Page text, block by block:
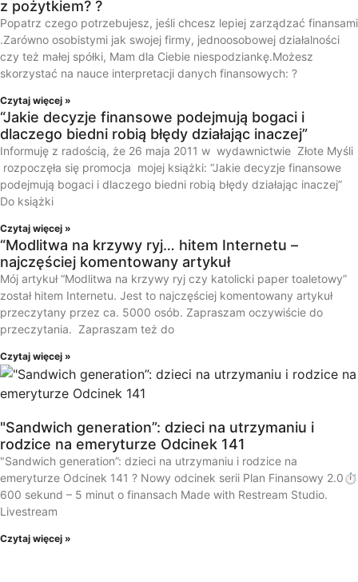
z pożytkiem? ?
Popatrz czego potrzebujesz, jeśli chcesz lepiej zarządzać finansami
.Zarówno osobistymi jak swojej firmy, jednoosobowej działalności
czy też małej spółki, Mam dla Ciebie niespodziankę.Możesz
skorzystać na nauce interpretacji danych finansowych: ?
Czytaj więcej »
“Jakie decyzje finansowe podejmują bogaci i
dlaczego biedni robią błędy działając inaczej”
Informuję z radością, że 26 maja 2011 w wydawnictwie Złote Myśli
rozpoczęła się promocja mojej książki: “Jakie decyzje finansowe
podejmują bogaci i dlaczego biedni robią błędy działając inaczej”
Do książki
Czytaj więcej »
“Modlitwa na krzywy ryj… hitem Internetu –
najczęściej komentowany artykuł
Mój artykuł “Modlitwa na krzywy ryj czy katolicki paper toaletowy”
został hitem Internetu. Jest to najczęściej komentowany artykuł
przeczytany przez ca. 5000 osób. Zapraszam oczywiście do
przeczytania. Zapraszam też do
Czytaj więcej »
"Sandwich generation”: dzieci na utrzymaniu i
rodzice na emeryturze Odcinek 141
"Sandwich generation”: dzieci na utrzymaniu i rodzice na
emeryturze Odcinek 141 ? Nowy odcinek serii Plan Finansowy 2.0⏱️
600 sekund – 5 minut o finansach Made with Restream Studio.
Livestream
Czytaj więcej »